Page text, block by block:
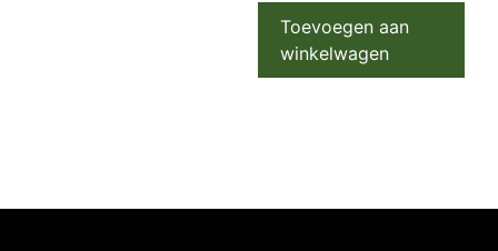
Toevoegen aan
winkelwagen